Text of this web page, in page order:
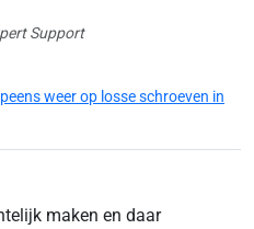
Support
weer op losse schroeven in
maken en daar